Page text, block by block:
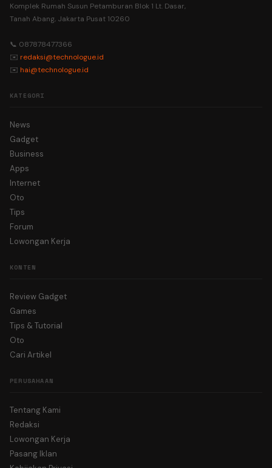
Komplek Rumah Susun Petamburan Blok 1 Lt. Dasar,
Tanah Abang, Jakarta Pusat 10260
📞 087878477366
✉️ redaksi@technologue.id
✉️ hai@technologue.id
KATEGORI
News
Gadget
Business
Apps
Internet
Oto
Tips
Forum
Lowongan Kerja
KONTEN
Review Gadget
Games
Tips & Tutorial
Oto
Cari Artikel
PERUSAHAAN
Tentang Kami
Redaksi
Lowongan Kerja
Pasang Iklan